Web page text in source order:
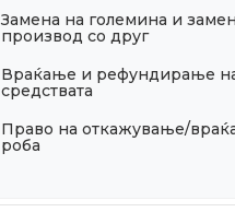
Замена на големина и
производ со друг
Враќање и рефундирање
средствата
Право на откажување/
роба